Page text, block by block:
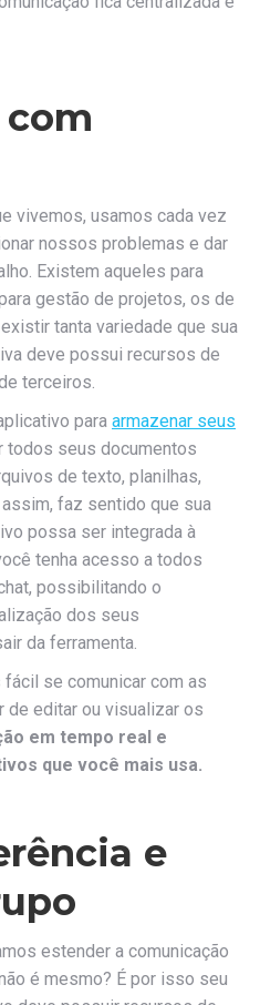
vivemos, usamos cada vez
nossos problemas e dar
Existem aqueles para
gestão de projetos, os de
tanta variedade que sua
deve possui recursos de
terceiros.
para armazenar seus
todos seus documentos
de texto, planilhas,
faz sentido que sua
possa ser integrada à
tenha acesso a todos
possibilitando o
dos seus
da ferramenta.
se comunicar com as
de editar ou visualizar os
em tempo real e
que você mais usa.
e
estender a comunicação
é mesmo? É por isso seu